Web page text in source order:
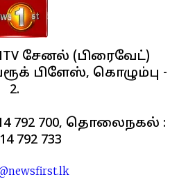
சேனல் (பிரைவேட்)
பிளேஸ், கொழும்பு -
2.
792 700, தொலைநகல் :
792 733